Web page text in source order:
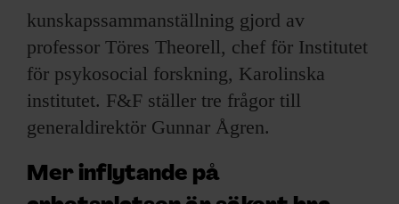
kunskapssammanställning gjord av
professor Töres Theorell, chef för Institutet
för psykosocial forskning, Karolinska
institutet. F&F ställer tre frågor till
generaldirektör Gunnar Ågren.
Mer inflytande på